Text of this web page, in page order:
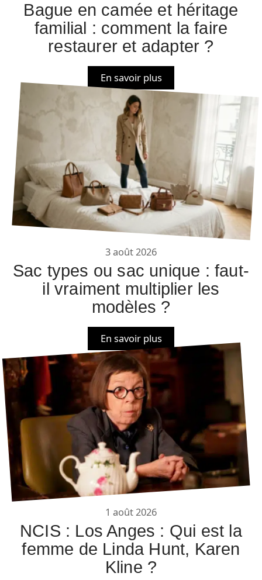
Bague en camée et héritage
familial : comment la faire
restaurer et adapter ?
En savoir plus
3 août 2026
Sac types ou sac unique : faut-
il vraiment multiplier les
modèles ?
En savoir plus
1 août 2026
NCIS : Los Anges : Qui est la
femme de Linda Hunt, Karen
Kline ?